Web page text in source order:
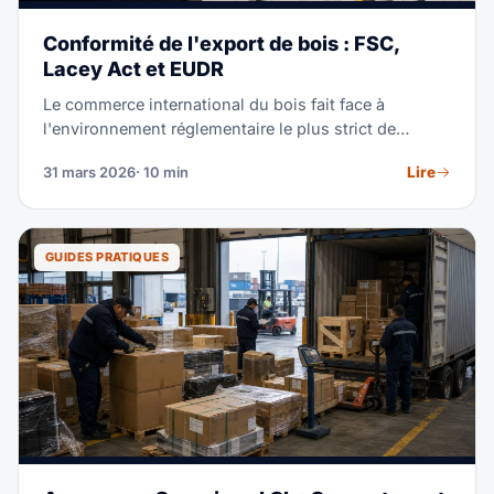
Conformité de l'export de bois : FSC,
Lacey Act et EUDR
Le commerce international du bois fait face à
l'environnement réglementaire le plus strict de
et au règlement européen sur la déforestation — ce
31 mars 2026· 10 min Lire
GUIDES PRATIQUES